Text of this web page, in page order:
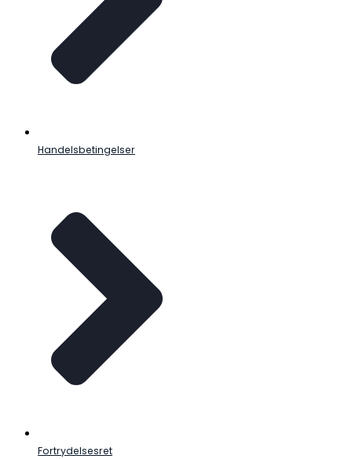
Handelsbetingelser
Fortrydelsesret